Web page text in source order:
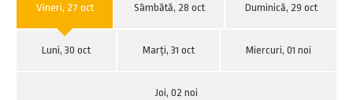
Vineri, 27 oct Sâmbătă, 28 oct Duminică, 29 oct
Luni, 30 oct Marți, 31 oct Miercuri, 01 noi
Joi, 02 noi